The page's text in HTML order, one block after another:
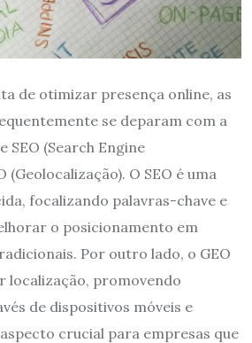
de otimizar presença online, as
se deparam com a
SEO (Search Engine
(Geolocalização). O SEO é uma
focalizando palavras-chave e
o posicionamento em
Por outro lado, o GEO
localização, promovendo
de dispositivos móveis e
crucial para empresas que